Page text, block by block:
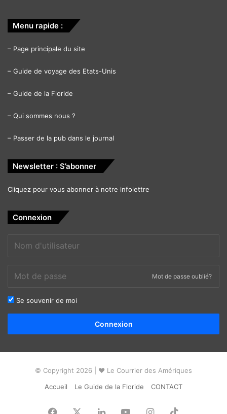
Menu rapide :
– Page principale du site
– Guide de voyage des Etats-Unis
– Guide de la Floride
– Qui sommes nous ?
– Passer de la pub dans le journal
Newsletter : S’abonner
Cliquez pour vous abonner à notre infolettre
Connexion
Mot de passe oublié?
Se souvenir de moi
Connexion
© Copyright 2026 | ❤ Le Courrier des Amériques
Accueil
Le Guide de la Floride CONTACT
Facebook LinkedinYouTubeInstagram